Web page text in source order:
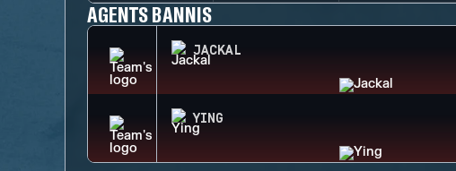
AGENTS BANNIS
JACKAL
YING